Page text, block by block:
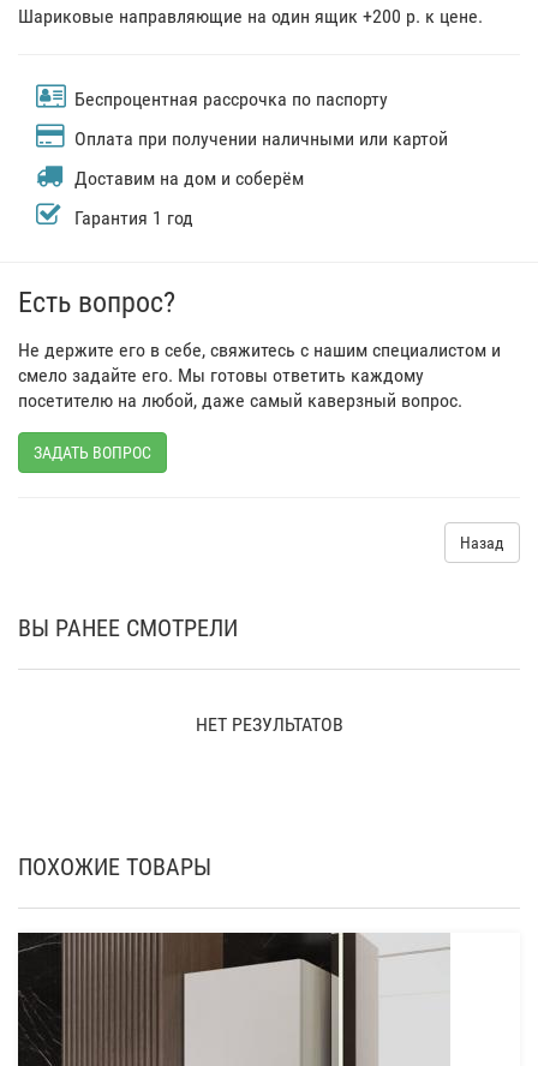
Шариковые направляющие на один ящик +200 р. к цене.
Беспроцентная рассрочка по паспорту
Оплата при получении наличными или картой
Доставим на дом и соберём
Гарантия 1 год
Есть вопрос?
Не держите его в себе, свяжитесь с нашим специалистом и
смело задайте его. Мы готовы ответить каждому
посетителю на любой, даже самый каверзный вопрос.
ЗАДАТЬ ВОПРОС
Назад
ВЫ РАНЕЕ СМОТРЕЛИ
НЕТ РЕЗУЛЬТАТОВ
ПОХОЖИЕ ТОВАРЫ